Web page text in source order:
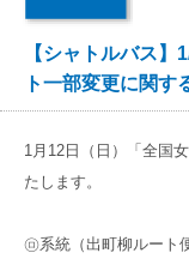
高齢者介護施設
高齢者住宅施設
公式SNS
自宅で使える動画集
友達追加
京都大原 記念病院
【シャトルバス
ト一部変更に関す
1月12日（日）「全国
たします。
㋺系統（出町柳ルート